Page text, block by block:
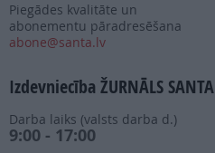
Piegādes kvalitāte un
abonementu pāradresēšana
abone@santa.lv
Izdevniecība ŽURNĀLS SANTA
Darba laiks (valsts darba d.)
9:00 - 17:00